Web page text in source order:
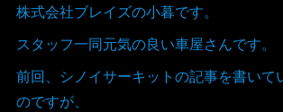
株式会社ブレイズの小暮です。
スタッフ一同元気の良い車屋さんです。
前回、シノイサーキットの記事を書いて
のですが、